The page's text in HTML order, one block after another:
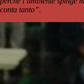
conta tanto”.